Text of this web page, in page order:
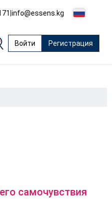
|info@essens.kg
Войти Регистрация
самочувствия